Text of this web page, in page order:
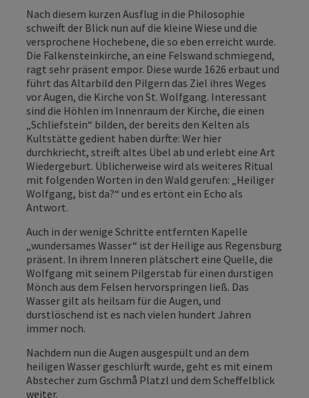
Nach diesem kurzen Ausflug in die Philosophie
schweift der Blick nun auf die kleine Wiese und die
versprochene Hochebene, die so eben erreicht wurde.
Die Falkensteinkirche, an eine Felswand schmiegend,
ragt sehr präsent empor. Diese wurde 1626 erbaut und
führt das Altarbild den Pilgern das Ziel ihres Weges
vor Augen, die Kirche von St. Wolfgang. Interessant
sind die Höhlen im Innenraum der Kirche, die einen
„Schliefstein“ bilden, der bereits den Kelten als
Kultstätte gedient haben dürfte: Wer hier
durchkriecht, streift altes Übel ab und erlebt eine Art
Wiedergeburt. Üblicherweise wird als weiteres Ritual
mit folgenden Worten in den Wald gerufen: „Heiliger
Wolfgang, bist da?“ und es ertönt ein Echo als
Antwort.
Auch in der wenige Schritte entfernten Kapelle
„wundersames Wasser“ ist der Heilige aus Regensburg
präsent. In ihrem Inneren plätschert eine Quelle, die
Wolfgang mit seinem Pilgerstab für einen durstigen
Mönch aus dem Felsen hervorspringen ließ. Das
Wasser gilt als heilsam für die Augen, und
durstlöschend ist es nach vielen hundert Jahren
immer noch.
Nachdem nun die Augen ausgespült und an dem
heiligen Wasser geschlürft wurde, geht es mit einem
Abstecher zum Gschmå Platzl und dem Scheffelblick
weiter.